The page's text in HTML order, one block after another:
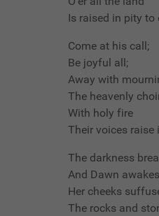
Is raised in pity to
Come at his call;
Be joyful all;
Away with
The heavenly
With holy fire
Their voices raise
The darkness
And Dawn
Her cheeks
The rocks and